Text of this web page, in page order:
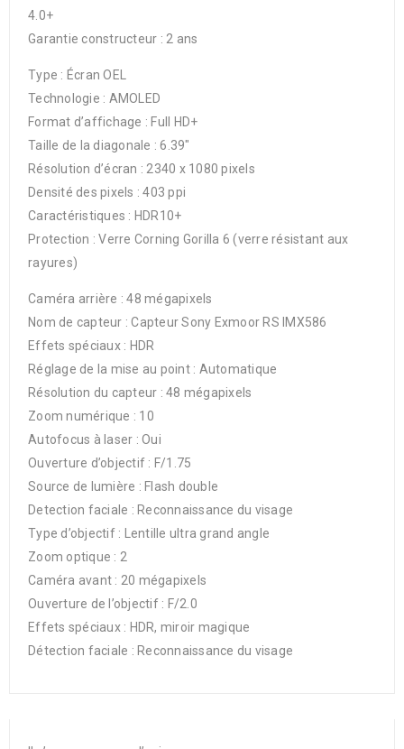
4.0+
Garantie constructeur : 2 ans
Type : Écran OEL
Technologie : AMOLED
Format d’affichage : Full HD+
Taille de la diagonale : 6.39″
Résolution d’écran : 2340 x 1080 pixels
Densité des pixels : 403 ppi
Caractéristiques : HDR10+
Protection : Verre Corning Gorilla 6 (verre résistant aux
rayures)
Caméra arrière : 48 mégapixels
Nom de capteur : Capteur Sony Exmoor RS IMX586
Effets spéciaux : HDR
Réglage de la mise au point : Automatique
Résolution du capteur : 48 mégapixels
Zoom numérique : 10
Autofocus à laser : Oui
Ouverture d’objectif : F/1.75
Source de lumière : Flash double
Detection faciale : Reconnaissance du visage
Type d’objectif : Lentille ultra grand angle
Zoom optique : 2
Caméra avant : 20 mégapixels
Ouverture de l’objectif : F/2.0
Effets spéciaux : HDR, miroir magique
Détection faciale : Reconnaissance du visage